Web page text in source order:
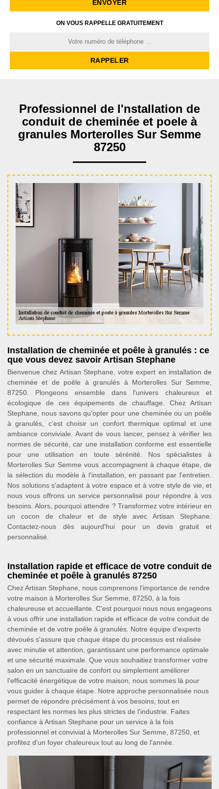
ON VOUS RAPPELLE GRATUITEMENT
Professionnel de l'nstallation de
conduit de cheminée et poele à
granules Morterolles Sur Semme
87250
Installation de cheminée et poêle à granulés : ce
que vous devez savoir Artisan Stephane
Bienvenue chez Artisan Stephane, votre expert en installation de
cheminée et de poêle à granulés à Morterolles Sur Semme,
87250. Plongeons ensemble dans l'univers chaleureux et
écologique de ces équipements de chauffage. Chez Artisan
Stephane, nous savons qu'opter pour une cheminée ou un poêle
à granulés, c'est choisir un confort thermique optimal et une
ambiance conviviale. Avant de vous lancer, pensez à vérifier les
normes de sécurité, car une installation conforme est essentielle
pour une utilisation en toute sérénité. Nos spécialistes à
Morterolles Sur Semme vous accompagnent à chaque étape, de
la sélection du modèle à l'installation, en passant par l'entretien.
Nos solutions s'adaptent à votre espace et à votre style de vie, et
nous vous offrons un service personnalisé pour répondre à vos
besoins. Alors, pourquoi attendre ? Transformez votre intérieur en
un cocon de chaleur et de style avec Artisan Stephane.
Contactez-nous dès aujourd'hui pour un devis gratuit et
personnalisé.
Installation rapide et efficace de votre conduit de
cheminée et poêle à granulés 87250
Chez Artisan Stephane, nous comprenons l'importance de rendre
votre maison à Morterolles Sur Semme, 87250, à la fois
chaleureuse et accueillante. C'est pourquoi nous nous engageons
à vous offrir une installation rapide et efficace de votre conduit de
cheminée et de votre poêle à granulés. Notre équipe d'experts
dévoués s'assure que chaque étape du processus est réalisée
avec minutie et attention, garantissant une performance optimale
et une sécurité maximale. Que vous souhaitiez transformer votre
salon en un sanctuaire de confort ou simplement améliorer
l'efficacité énergétique de votre maison, nous sommes là pour
vous guider à chaque étape. Notre approche personnalisée nous
permet de répondre précisément à vos besoins, tout en
respectant les normes les plus strictes de l'industrie. Faites
confiance à Artisan Stephane pour un service à la fois
professionnel et convivial à Morterolles Sur Semme, 87250, et
profitez d'un foyer chaleureux tout au long de l'année.